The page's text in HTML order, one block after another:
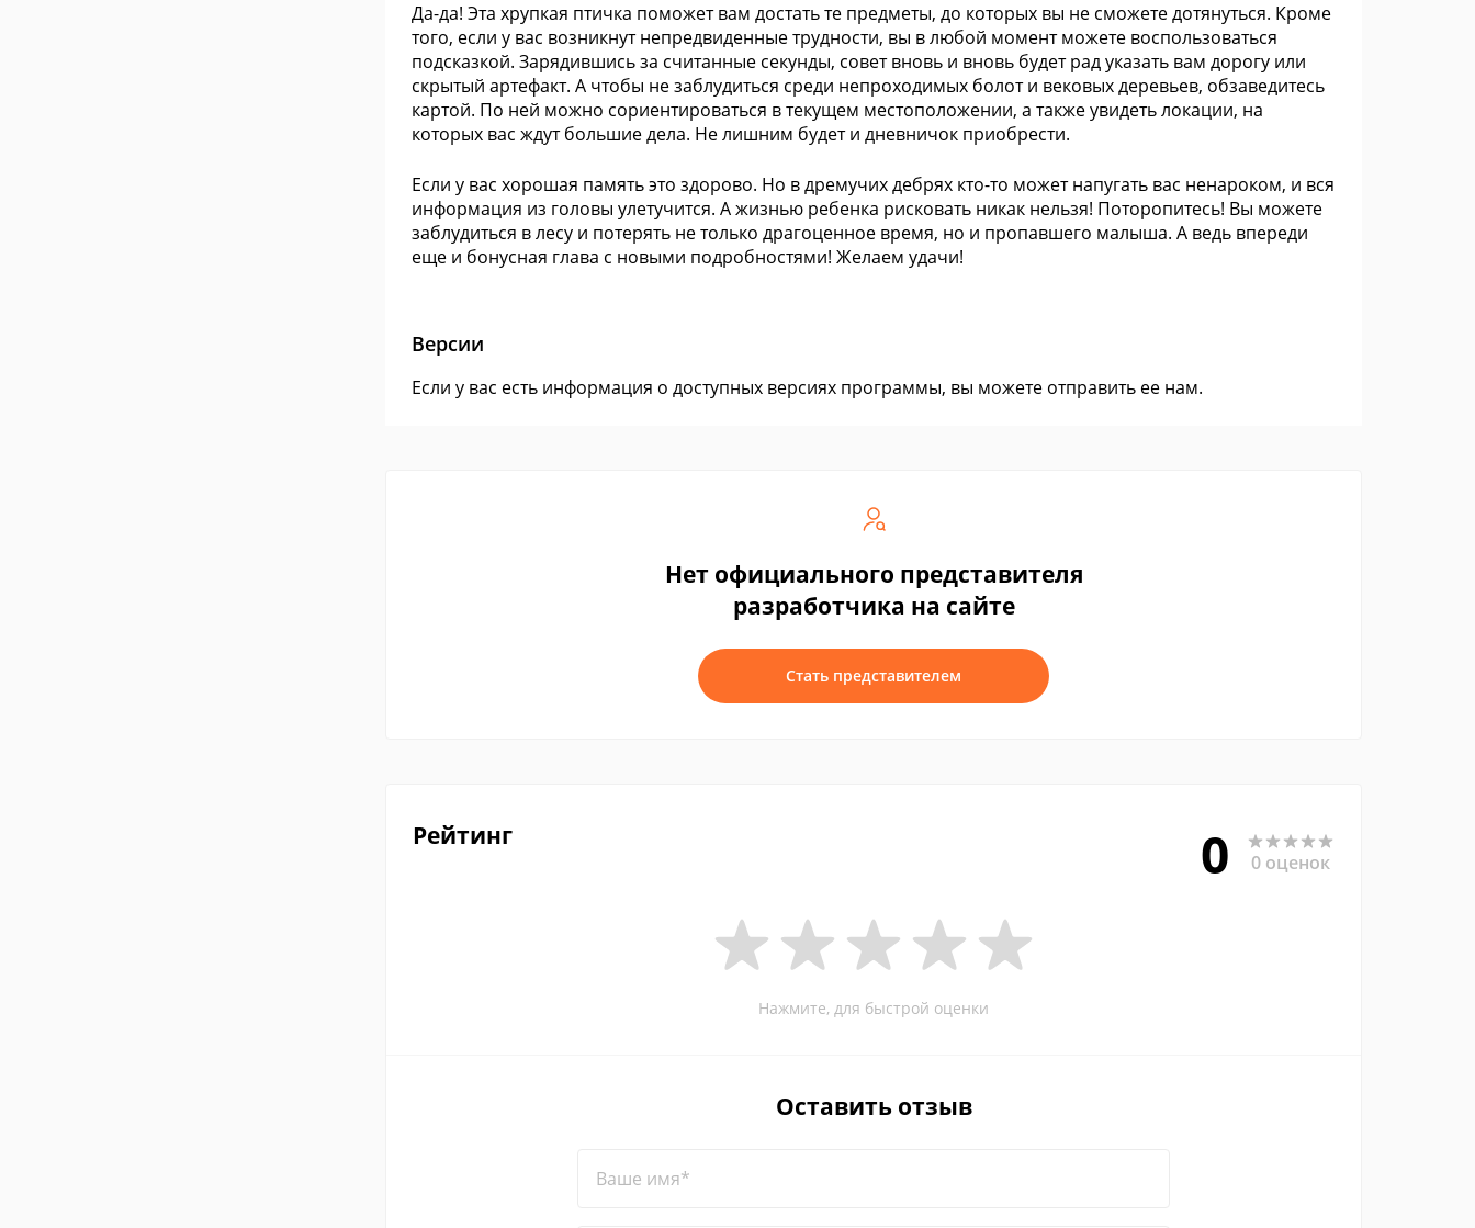
Да-да! Эта хрупкая птичка поможет вам достать те предметы, до которых вы не сможете дотянуться. Кроме
того, если у вас возникнут непредвиденные трудности, вы в любой момент можете воспользоваться
подсказкой. Зарядившись за считанные секунды, совет вновь и вновь будет рад указать вам дорогу или
скрытый артефакт. А чтобы не заблудиться среди непроходимых болот и вековых деревьев, обзаведитесь
картой. По ней можно сориентироваться в текущем местоположении, а также увидеть локации, на
которых вас ждут большие дела. Не лишним будет и дневничок приобрести.
Если у вас хорошая память это здорово. Но в дремучих дебрях кто-то может напугать вас ненароком, и вся
информация из головы улетучится. А жизнью ребенка рисковать никак нельзя! Поторопитесь! Вы можете
заблудиться в лесу и потерять не только драгоценное время, но и пропавшего малыша. А ведь впереди
еще и бонусная глава с новыми подробностями! Желаем удачи!
Версии
Если у вас есть информация о доступных версиях программы, вы можете отправить ее нам.
Нет официального представителя
разработчика на сайте
Стать представителем
Рейтинг 0 0 оценок
Нажмите, для быстрой оценки
Оставить отзыв
Ваше имя*